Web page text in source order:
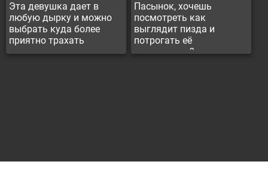
Эта девушка дает в
любую дырку и можно
выбрать куда более
приятно трахать
Пасынок, хочешь
посмотреть как
выглядит пизда и
потрогать её
пальчиками?